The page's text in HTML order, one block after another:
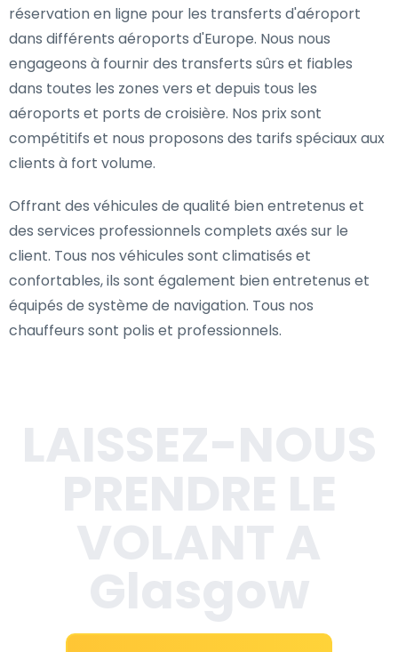
réservation en ligne pour les transferts d'aéroport
dans différents aéroports d'Europe. Nous nous
engageons à fournir des transferts sûrs et fiables
dans toutes les zones vers et depuis tous les
aéroports et ports de croisière. Nos prix sont
compétitifs et nous proposons des tarifs spéciaux aux
clients à fort volume.
Offrant des véhicules de qualité bien entretenus et
des services professionnels complets axés sur le
client. Tous nos véhicules sont climatisés et
confortables, ils sont également bien entretenus et
équipés de système de navigation. Tous nos
chauffeurs sont polis et professionnels.